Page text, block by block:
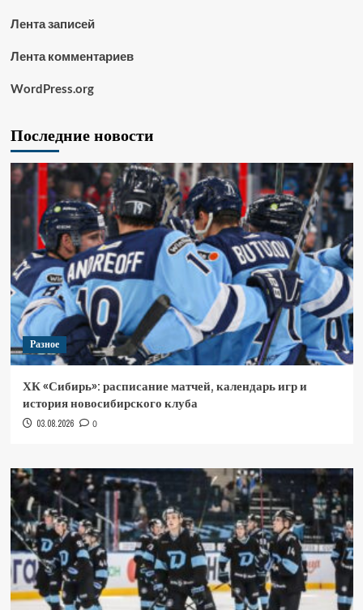
Лента записей
Лента комментариев
WordPress.org
Последние новости
Разное
ХК «Сибирь»: расписание матчей, календарь игр и
история новосибирского клуба
03.08.2026 0